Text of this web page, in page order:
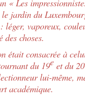
« Les
jardin du
vaporeux,
choses.
consacrée à
du 19e et du 20
lui-même,
académique.